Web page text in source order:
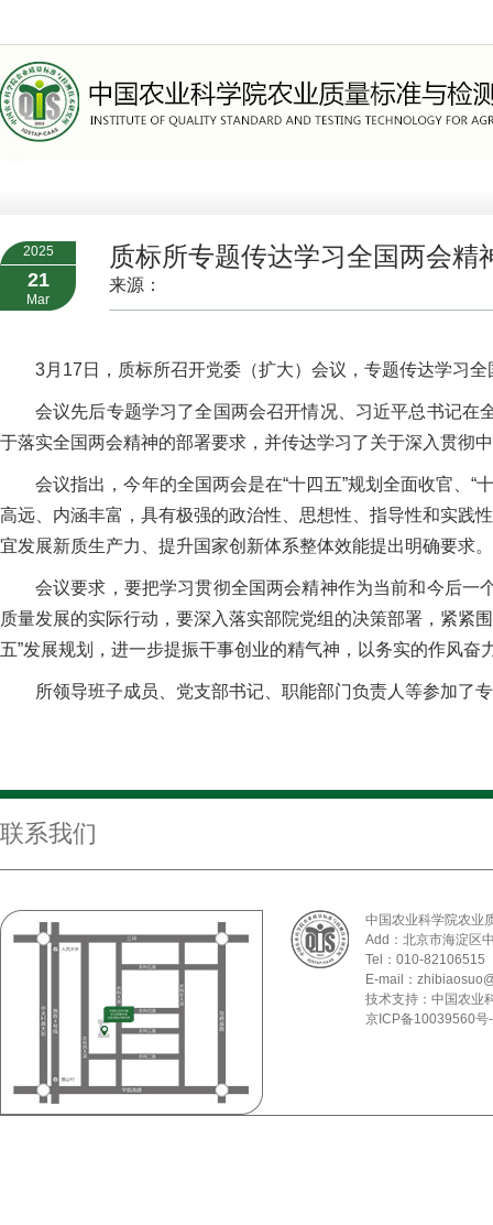
2025
21
Mar
质标所专题传达学习全国两会精
来源：
3月17日，质标所召开党委（扩大）会议，专题传达学习
会议先后专题学习了全国两会召开情况、习近平总书记
于落实全国两会精神的部署要求，并传达学习了关于深入贯彻
会议指出，今年的全国两会是在“十四五”规划全面收官、
高远、内涵丰富，具有极强的政治性、思想性、指导性和实践
宜发展新质生产力、提升国家创新体系整体效能提出明确要求。
会议要求，要把学习贯彻全国两会精神作为当前和今后
质量发展的实际行动，要深入落实部院党组的决策部署，紧紧
五”发展规划，进一步提振干事创业的精气神，以务实的作风奋
所领导班子成员、党支部书记、职能部门负责人等参加了
联系我们
中国农业科学院农业
Add：北京市海淀区
Tel：010-
E-mail：
技术支持：中国农业
京ICP备10039560号